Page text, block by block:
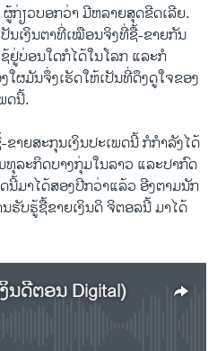
ຜູ້ກ່ຽວບອກວ່າ ມີຫລາຍສຸດຂີດເລີຍ.
ນເງິນຕາທີ່ເໝືອນຈິງທີ່ຊື້-ຂາຍກັນ
ຢູ່ບ່ອນໃດກໍໄດ້ໃນໂລກ ແລະກໍ
ຜມັນຈຶ່ງເຮັດໃຫ້ເປັນທີ່ດຶງດູໃຈຂອງ
ດນີ້.
າຍສະກຸນເງິນປະເພດນີ້ ກໍກໍາລັງໄດ້
ລະກິດບາງກຸ່ມໃນລາວ ແລະປາກົດ
ນີ້ມາໄດ້ສອງປີກວ່າແລ້ວ ອີງຕາມນັກ
ຮັບຮູ້ຊື້ຂາຍເງິນດິ ຈິຕອລນີ້ ມາໄດ້
ນດີຕອນ Digital)
currently available